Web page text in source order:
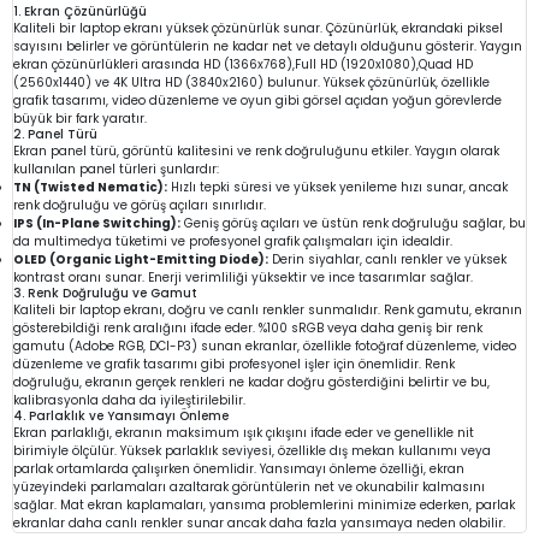
1. Ekran Çözünürlüğü
Kaliteli bir laptop ekranı yüksek çözünürlük sunar. Çözünürlük, ekrandaki piksel
sayısını belirler ve görüntülerin ne kadar net ve detaylı olduğunu gösterir. Yaygın
ekran çözünürlükleri arasında HD (1366x768),Full HD (1920x1080),Quad HD
(2560x1440) ve 4K Ultra HD (3840x2160) bulunur. Yüksek çözünürlük, özellikle
grafik tasarımı, video düzenleme ve oyun gibi görsel açıdan yoğun görevlerde
büyük bir fark yaratır.
2. Panel Türü
Ekran panel türü, görüntü kalitesini ve renk doğruluğunu etkiler. Yaygın olarak
kullanılan panel türleri şunlardır:
TN (Twisted Nematic): Hızlı tepki süresi ve yüksek yenileme hızı sunar, ancak
renk doğruluğu ve görüş açıları sınırlıdır.
IPS (In-Plane Switching): Geniş görüş açıları ve üstün renk doğruluğu sağlar, bu
da multimedya tüketimi ve profesyonel grafik çalışmaları için idealdir.
OLED (Organic Light-Emitting Diode): Derin siyahlar, canlı renkler ve yüksek
kontrast oranı sunar. Enerji verimliliği yüksektir ve ince tasarımlar sağlar.
3. Renk Doğruluğu ve Gamut
Kaliteli bir laptop ekranı, doğru ve canlı renkler sunmalıdır. Renk gamutu, ekranın
gösterebildiği renk aralığını ifade eder. %100 sRGB veya daha geniş bir renk
gamutu (Adobe RGB, DCI-P3) sunan ekranlar, özellikle fotoğraf düzenleme, video
düzenleme ve grafik tasarımı gibi profesyonel işler için önemlidir. Renk
doğruluğu, ekranın gerçek renkleri ne kadar doğru gösterdiğini belirtir ve bu,
kalibrasyonla daha da iyileştirilebilir.
4. Parlaklık ve Yansımayı Önleme
Ekran parlaklığı, ekranın maksimum ışık çıkışını ifade eder ve genellikle nit
birimiyle ölçülür. Yüksek parlaklık seviyesi, özellikle dış mekan kullanımı veya
parlak ortamlarda çalışırken önemlidir. Yansımayı önleme özelliği, ekran
yüzeyindeki parlamaları azaltarak görüntülerin net ve okunabilir kalmasını
sağlar. Mat ekran kaplamaları, yansıma problemlerini minimize ederken, parlak
ekranlar daha canlı renkler sunar ancak daha fazla yansımaya neden olabilir.